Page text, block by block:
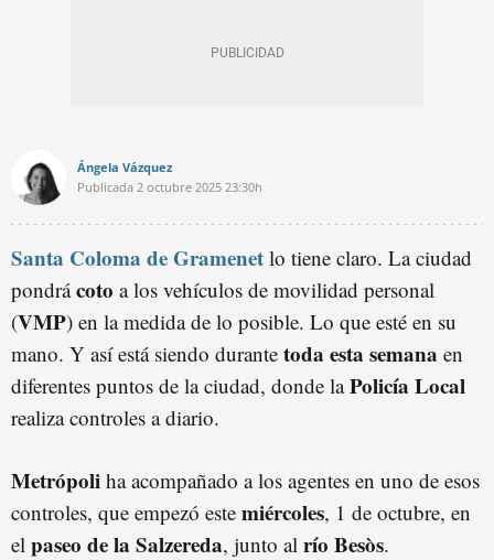
Ángela Vázquez
Publicada 2 octubre 2025 23:30h
Santa Coloma de Gramenet lo tiene claro. La ciudad
pondrácoto a los vehículos de movilidad personal
(VMP) en la medida de lo posible. Lo que esté en su
mano. Y así está siendo durante toda esta semana en
diferentes puntos de la ciudad, donde laPolicía Local
realiza controles a diario.
Metrópoli ha acompañado a los agentes en uno de esos
controles, que empezó este miércoles, 1 de octubre, en
el paseo de la Salzereda, junto al río Besòs.